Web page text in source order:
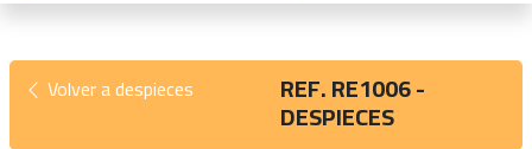
Volver a despieces REF. RE1006 -
DESPIECES